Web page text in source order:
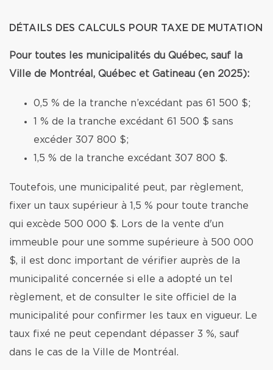
DÉTAILS DES CALCULS POUR TAXE DE MUTATION
Pour toutes les municipalités du Québec, sauf la
Ville de Montréal, Québec et Gatineau (en 2025):
0,5 % de la tranche n’excédant pas 61 500 $;
1 % de la tranche excédant 61 500 $ sans
excéder 307 800 $;
1,5 % de la tranche excédant 307 800 $.
Toutefois, une municipalité peut, par règlement,
fixer un taux supérieur à 1,5 % pour toute tranche
qui excède 500 000 $. Lors de la vente d'un
immeuble pour une somme supérieure à 500 000
$, il est donc important de vérifier auprès de la
municipalité concernée si elle a adopté un tel
règlement, et de consulter le site officiel de la
municipalité pour confirmer les taux en vigueur. Le
taux fixé ne peut cependant dépasser 3 %, sauf
dans le cas de la Ville de Montréal.